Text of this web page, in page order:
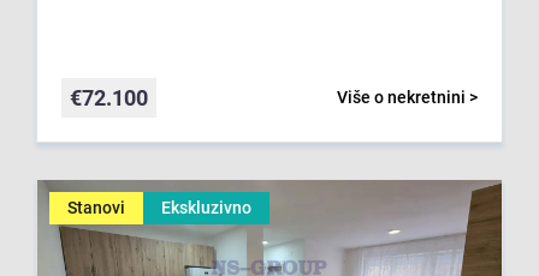
Više o nekretnini >
€72.100
Stanovi Ekskluzivno